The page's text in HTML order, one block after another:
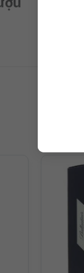
hẳn so với các
ngon ngọt đó
với nhục đậu
ngậy căng đầy
gia vị, tannin